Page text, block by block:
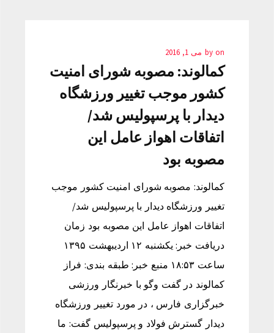
by on می 1, 2016
کمالوند: مصوبه شورای امنیت
کشور موجب تغییر ورزشگاه
دیدار با پرسپولیس شد/
اتفاقات اهواز عامل این
مصوبه بود
کمالوند: مصوبه شورای امنیت کشور موجب
تغییر ورزشگاه دیدار با پرسپولیس شد/
اتفاقات اهواز عامل این مصوبه بود زمان
دریافت خبر: یکشنبه ۱۲ اردیبهشت ۱۳۹۵
ساعت ۱۸:۵۳ منبع خبر: طبقه بندی: فراز
کمالوند در گفت وگو با خبرنگار ورزشی
خبرگزاری فارس ، در مورد تغییر ورزشگاه
دیدار گسترش فولاد و پرسپولیس گفت: ما